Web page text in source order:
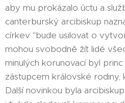
aby mu prokázalo úctu a
canterburský arcibiskup
církev "bude usilovat o
mohou svobodně žít lidé
minulých korunovací byl
zástupcem královské rodiny,
Další novinkou byla